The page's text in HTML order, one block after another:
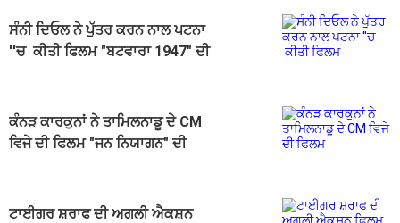
ਸੰਨੀ ਦਿਓਲ ਨੇ ਪੁੱਤਰ ਕਰਨ ਨਾਲ ਪਟਨਾ
''ਚ ਕੀਤੀ ਫਿਲਮ "ਬਟਵਾਰਾ 1947" ਦੀ
ਕੰਨੜ ਕਾਰਕੁਨਾਂ ਨੇ ਤਾਮਿਲਨਾਡੂ ਦੇ CM
ਵਿਜੇ ਦੀ ਫਿਲਮ "ਜਨ ਨਿਯਾਗਨ" ਦੀ
ਟਾਈਗਰ ਸ਼ਰਾਫ ਦੀ ਅਗਲੀ ਐਕਸ਼ਨ